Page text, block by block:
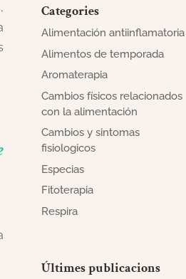
Categories
Alimentación antiinflamatoria
Alimentos de temporada
Aromaterapia
Cambios físicos relacionados
con la alimentación
Cambios y sintomas
fisiologicos
Especias
Fitoterapia
Respira
Últimes publicacions